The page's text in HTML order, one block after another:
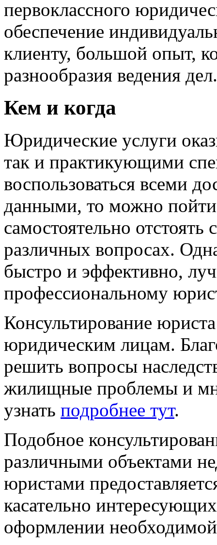
первоклассного
обеспечение
клиенту, большой опыт,
разнообразия ведения дел.
Кем и когда
Юридические услуги
так и практикующими
воспользоваться всеми
данными, то можно
самостоятельно
различных вопросах.
быстро и эффективно,
профессиональному
Консультирование
юридическим лицам.
решить вопросы
жилищные проблемы и
узнать подробнее тут.
Подобное
различными объектами
юристами
касательно
оформлении